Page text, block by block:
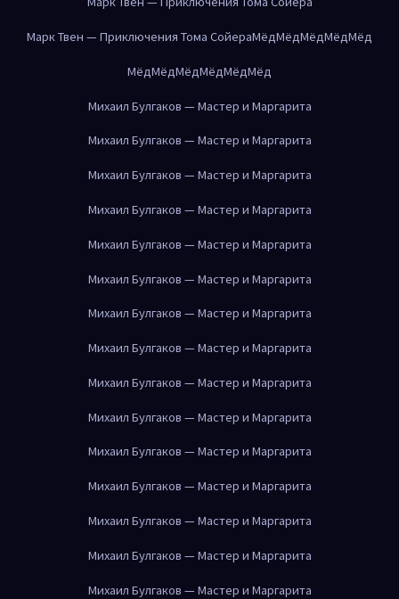
Марк Твен — Приключения Тома СойераМёдМёдМёдМёдМёд
МёдМёдМёдМёдМёдМёд
Михаил Булгаков — Мастер и Маргарита
Михаил Булгаков — Мастер и Маргарита
Михаил Булгаков — Мастер и Маргарита
Михаил Булгаков — Мастер и Маргарита
Михаил Булгаков — Мастер и Маргарита
Михаил Булгаков — Мастер и Маргарита
Михаил Булгаков — Мастер и Маргарита
Михаил Булгаков — Мастер и Маргарита
Михаил Булгаков — Мастер и Маргарита
Михаил Булгаков — Мастер и Маргарита
Михаил Булгаков — Мастер и Маргарита
Михаил Булгаков — Мастер и Маргарита
Михаил Булгаков — Мастер и Маргарита
Михаил Булгаков — Мастер и Маргарита
Михаил Булгаков — Мастер и Маргарита